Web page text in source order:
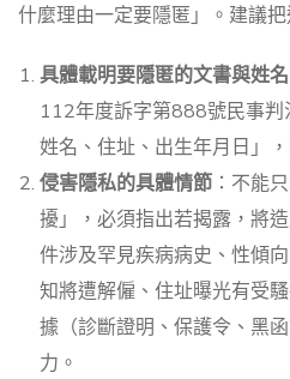
什麼理由一定要隱匿」。建議把
具體載明要隱匿的文書與姓名
112年度訴字第888號民事
姓名、住址、出生年月日」
侵害隱私的具體情節 ：不能
擾」，必須指出若揭露，將
件涉及罕見疾病病史、性傾
知將遭解僱、住址曝光有受
據（診斷證明、保護令、黑
力。